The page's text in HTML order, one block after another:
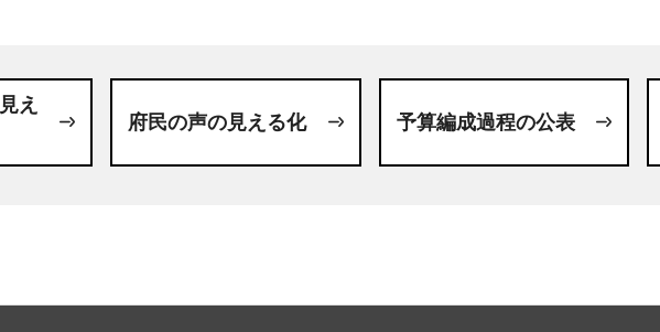
え
府民の声の見える化 予算編成過程の公表